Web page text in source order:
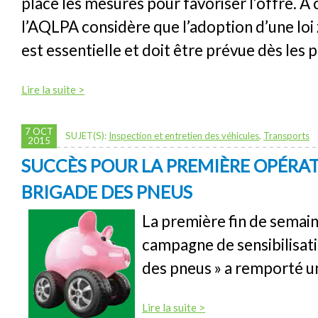
l’AQLPA considère que l’adoption d’une
est essentielle et doit être prévue dès les
Lire la suite >
7 OCT
2015
SUJET(S): Inspection et entretien des véhicules, Transports
SUCCÈS POUR LA PREMIÈRE
BRIGADE DES PNEUS
La première fin de
campagne de
des pneus » a remporté
Lire la suite >